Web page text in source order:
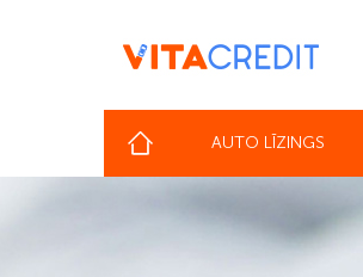
AUTO LĪZINGS